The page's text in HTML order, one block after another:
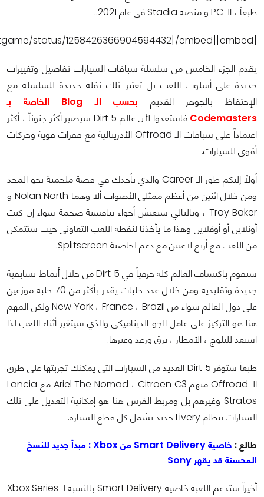
طبعاً ، الـ PC و منصة Stadia في عام 2021..
يقدم الجزء الخامس من سلسلة سباقات السيارات تفاصيل وتغييرات
جديدة على أسلوب اللعب بل تعتبر تلك نقلة جديدة للسلسلة مع
الإحتفاظ بالجوهر القديم
بحسب الـ Blog الخاصة بـ
Codemasters
فاستعدوا لأن عالم Dirt 5 سيصير أكثر جنوناً ، أكثر
اعتماداً على سباقات الـ Offroad الأدرينالية مع قفزات قوية وحركات
أقوى للسيارات.
أولاً إليكم طور الـ Career والذي يأخذك في قصة ملحمية نحو المجد
ومن خلال اثنين من أعظم ممثلي الأصوات ألا وهما Nolan North و
Troy Baker ، وبالتالي ستعيش أجواء تنافسية ضخمة سواء إن كنت
أونلاين أو أوفلاين وهذا ما يأخذنا لنقطة اللعب التعاوني حيث ستتمكن
من اللعب مع أربع لاعبين مع دعم لخاصية Splitscreen.
ستقوم باكتشاف العالم كله حرفياً في Dirt 5 من خلال أنماط تسابقية
جديدة وتقليدية ومن خلال عدد حلبات يقدر بأكثر من 70 حلبة موزعين
على دول العالم سواء من New York ، France ، Brazil ولكن المهم
هنا هو التركيز على عامل الجو الديناميكي والذي سيتغير أثناء اللعب لذا
استعد للثلوج ، الأمطار ، برق ورعد وغيرها.
طبعاً ستوفر Dirt 5 العديد من السيارات التي يمكنك تجربتها على طرق
الـ Offroad منهم Ariel The Nomad ، Citroen C3 مع Lancia
Stratos وغيرهم بل ومربط الفرس هنا هو إمكانية التعديل على تلك
السيارات بنظام Livery جديد يشمل كل قطع السيارة.
طالع :
خاصية Smart Delivery من Xbox : مبدأ جديد للنسخ
المحسنة قد يقهر Sony
أخيراً ستدعم اللعبة خاصية Smart Delivery بالنسبة لـ Xbox Series